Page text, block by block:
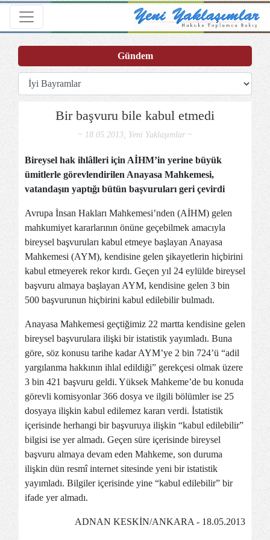
Toggle navigation
Bir başvuru bile kabul etmedi
~ 18.05.2013, Yeni Yaklaşımlar ~
Bireysel hak ihlâlleri için AİHM’in yerine büyük
ümitlerle görevlendirilen Anayasa Mahkemesi,
vatandaşın yaptığı bütün başvuruları geri çevirdi
Avrupa İnsan Hakları Mahkemesi’nden (AİHM) gelen
mahkumiyet kararlarının önüne geçebilmek amacıyla
bireysel başvuruları kabul etmeye başlayan Anayasa
Mahkemesi (AYM), kendisine gelen şikayetlerin hiçbirini
kabul etmeyerek rekor kırdı. Geçen yıl 24 eylülde bireysel
başvuru almaya başlayan AYM, kendisine gelen 3 bin
500 başvurunun hiçbirini kabul edilebilir bulmadı.
Anayasa Mahkemesi geçtiğimiz 22 martta kendisine gelen
bireysel başvurulara ilişki bir istatistik yayımladı. Buna
göre, söz konusu tarihe kadar AYM’ye 2 bin 724’ü “adil
yargılanma hakkının ihlal edildiği” gerekçesi olmak üzere
3 bin 421 başvuru geldi. Yüksek Mahkeme’de bu konuda
görevli komisyonlar 366 dosya ve ilgili bölümler ise 25
dosyaya ilişkin kabul edilemez kararı verdi. İstatistik
içerisinde herhangi bir başvuruya ilişkin “kabul edilebilir”
bilgisi ise yer almadı. Geçen süre içerisinde bireysel
başvuru almaya devam eden Mahkeme, son duruma
ilişkin dün resmî internet sitesinde yeni bir istatistik
yayımladı. Bilgiler içerisinde yine “kabul edilebilir” bir
ifade yer almadı.
ADNAN KESKİN/ANKARA - 18.05.2013
Gündem